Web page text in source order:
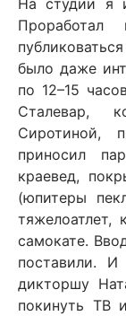
было даже
по 12–15
Сталевар,
Сиротиной,
приносил
краевед,
(юпитеры
тяжелоатлет,
самокате.
поставили.
дикторшу
покинуть ТВ